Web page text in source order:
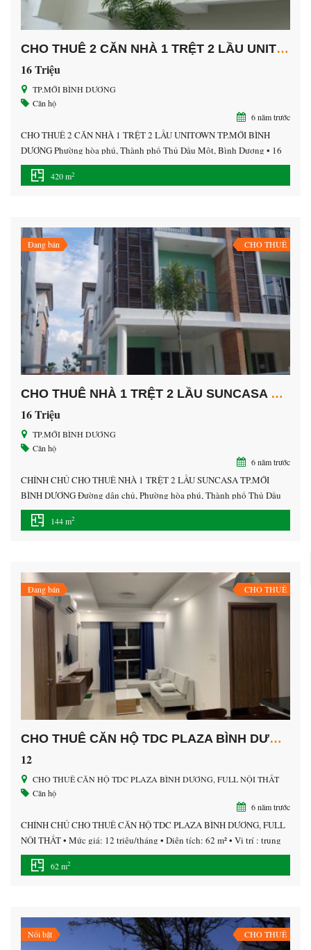
CHO THUÊ 2 CĂN NHÀ 1 TRỆT 2 LẦU UNITOWN TP.MỚI BÌNH DƯƠNG
16 Triệu
TP.MỚI BÌNH DƯƠNG
Căn hộ
6 năm trước
CHO THUÊ 2 CĂN NHÀ 1 TRỆT 2 LẦU UNITOWN TP.MỚI BÌNH
DƯƠNG Phường hòa phú, Thành phố Thủ Dầu Một, Bình Dương • 16
triệu/ tháng/ căn • Diện tích sàn: 420 m² • Vị trí : trung tâm thành phố
mới bình dương. • Nhà 1 trệt 2 lầu 1 sân thượng, • […]
420 m2
Đang bán CHO THUÊ
CHO THUÊ NHÀ 1 TRỆT 2 LẦU SUNCASA TP.MỚI BÌNH DƯƠNG
16 Triệu
TP.MỚI BÌNH DƯƠNG
Căn hộ
6 năm trước
CHÍNH CHỦ CHO THUÊ NHÀ 1 TRỆT 2 LẦU SUNCASA TP.MỚI
BÌNH DƯƠNG Đường dân chủ, Phường hòa phú, Thành phố Thủ Dầu
Một, Bình Dương • 16 triệu/tháng • Diện tích: 144 m² • Vị trí : trung
tâm thành phố mới bình dương. Nhà gần KCN VSIP 2 , Sóng Thần 3,
144 m2
Đang bán CHO THUÊ
CHO THUÊ CĂN HỘ TDC PLAZA BÌNH DƯƠNG, FULL NỘI THẤT
12
CHO THUÊ CĂN HỘ TDC PLAZA BÌNH DƯƠNG, FULL NỘI THẤT
Căn hộ
6 năm trước
CHÍNH CHỦ CHO THUÊ CĂN HỘ TDC PLAZA BÌNH DƯƠNG, FULL
NỘI THẤT • Mức giá: 12 triệu/tháng • Diện tích: 62 m² • Vị trí : trung
tâm thành phố mới bình dương. Thông tin mô tả – Chính chủ cho thuê
căn hộ tầng 6 ( đầy đủ nội thất ) có 1 […]
62 m2
Nổi bật CHO THUÊ